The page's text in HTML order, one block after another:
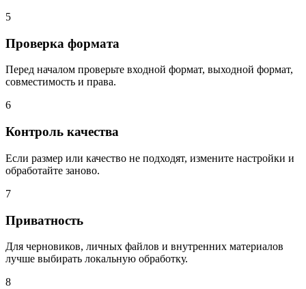
5
Проверка формата
Перед началом проверьте входной формат, выходной формат,
совместимость и права.
6
Контроль качества
Если размер или качество не подходят, измените настройки и
обработайте заново.
7
Приватность
Для черновиков, личных файлов и внутренних материалов
лучше выбирать локальную обработку.
8